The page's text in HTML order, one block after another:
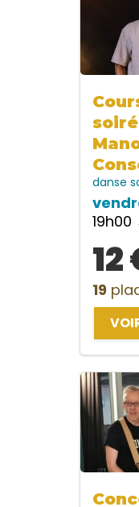
danse
12
19